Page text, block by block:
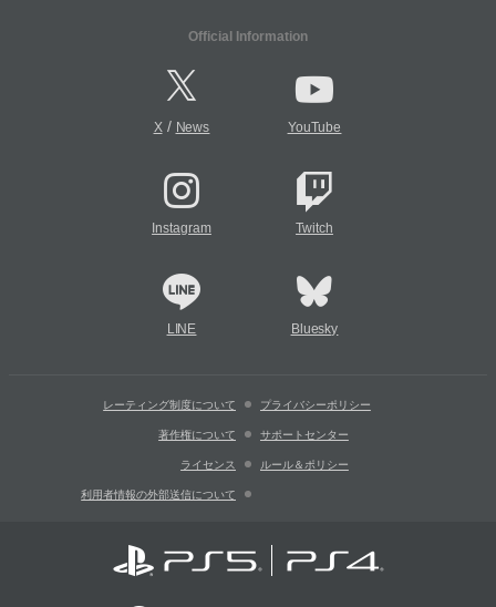
Official Information
X/ News YouTube
Instagram Twitch
LINE Bluesky
レーティング制度について プライバシーポリシー
著作権について サポートセンター
ライセンス ルール＆ポリシー
利用者情報の外部送信について